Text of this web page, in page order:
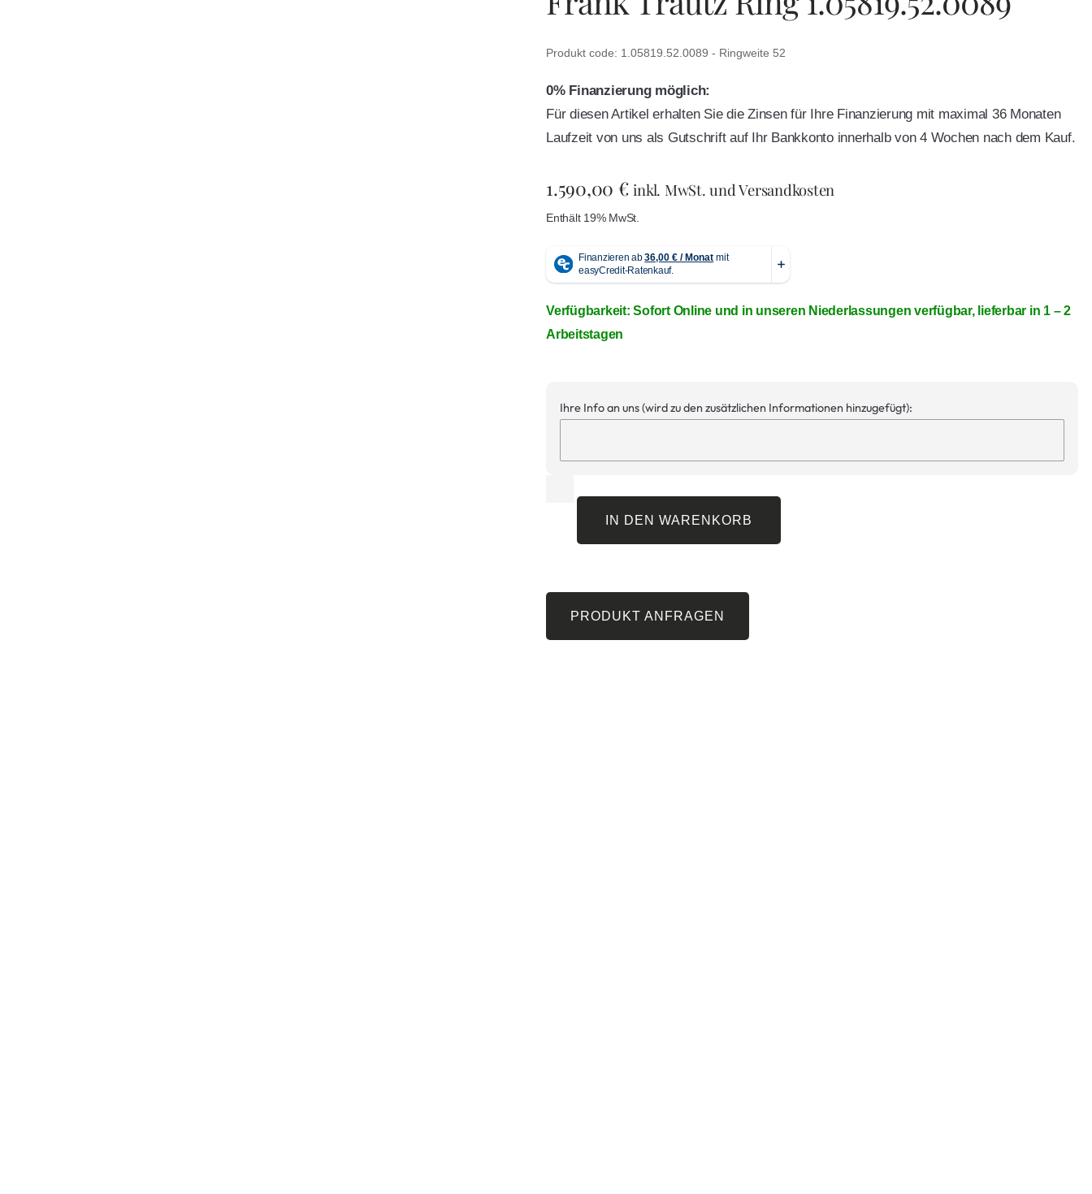
Produkt code: 1.05819.52.0089 - Ringweite 52
0% Finanzierung möglich:
Für diesen Artikel erhalten Sie die Zinsen für Ihre Finanzierung mit maximal 36 Monaten
Laufzeit von uns als Gutschrift auf Ihr Bankkonto innerhalb von 4 Wochen nach dem Kauf.
1.590,00 € inkl. MwSt. und Versandkosten
Enthält 19% MwSt.
Verfügbarkeit: Sofort Online und in unseren Niederlassungen verfügbar, lieferbar in 1 – 2
Arbeitstagen
Ihre Info an uns (wird zu den zusätzlichen Informationen hinzugefügt):
IN DEN WARENKORB
PRODUKT ANFRAGEN